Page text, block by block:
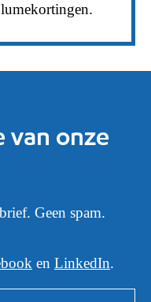
van onze
Geen spam.
en LinkedIn.